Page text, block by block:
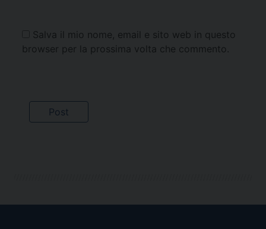
Salva il mio nome, email e sito web in questo
browser per la prossima volta che commento.